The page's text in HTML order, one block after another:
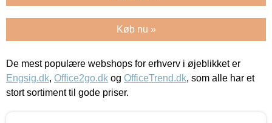
Køb nu »
De mest populære webshops for erhverv i øjeblikket er
Engsig.dk, Office2go.dk og OfficeTrend.dk, som alle har et
stort sortiment til gode priser.